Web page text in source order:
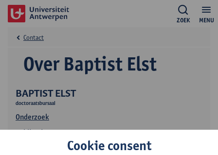
MENU
ZOEK
BAPTIST ELST
doctoraatsbursaal
Onderzoek
Publicaties
Over Baptist Elst
Contact
Cookie consent